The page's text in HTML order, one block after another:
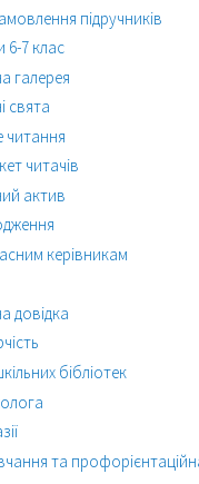
підручників
6-7 клас
галерея
свята
читання
читачів
актив
керівникам
довідка
бібліотек
та